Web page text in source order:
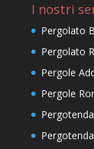
I nostri
Pergolato
Pergolato
Pergole
Pergole